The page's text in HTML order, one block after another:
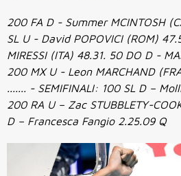
200 FA D - Summer MCINTOSH
SL U - David POPOVICI (ROM)
MIRESSI (ITA) 48.31. 50 DO D -
200 MX U - Leon MARCHAND
....... - SEMIFINALI: 100 SL D –
200 RA U – Zac STUBBLETY-
D – Francesca Fangio 2.25.09 Q